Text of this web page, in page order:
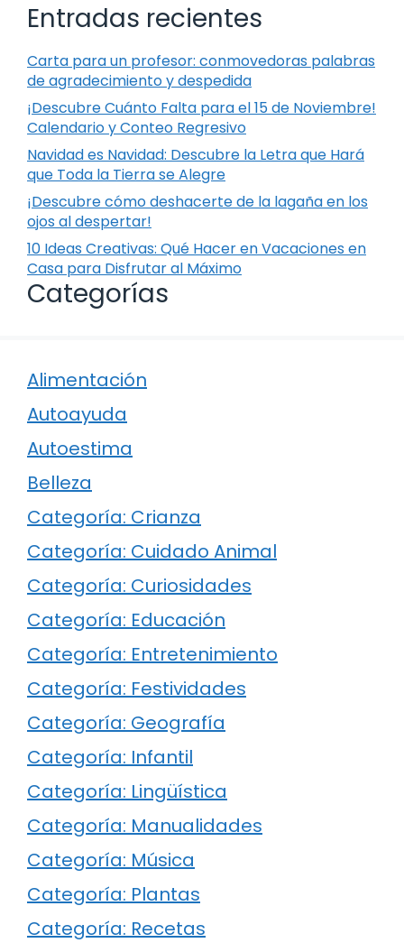
Entradas recientes
Carta para un profesor: conmovedoras palabras
de agradecimiento y despedida
¡Descubre Cuánto Falta para el 15 de Noviembre!
Calendario y Conteo Regresivo
Navidad es Navidad: Descubre la Letra que Hará
que Toda la Tierra se Alegre
¡Descubre cómo deshacerte de la lagaña en los
ojos al despertar!
10 Ideas Creativas: Qué Hacer en Vacaciones en
Casa para Disfrutar al Máximo
Categorías
Alimentación
Autoayuda
Autoestima
Belleza
Categoría: Crianza
Categoría: Cuidado Animal
Categoría: Curiosidades
Categoría: Educación
Categoría: Entretenimiento
Categoría: Festividades
Categoría: Geografía
Categoría: Infantil
Categoría: Lingüística
Categoría: Manualidades
Categoría: Música
Categoría: Plantas
Categoría: Recetas